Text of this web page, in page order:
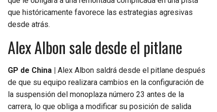
que históricamente favorece las estrategias agresivas
desde atrás.
Alex Albon sale desde el pitlane
GP de China | Alex Albon saldrá desde el pitlane después
de que su equipo realizara cambios en la configuración de
la suspensión del monoplaza número 23 antes de la
carrera, lo que obliga a modificar su posición de salida